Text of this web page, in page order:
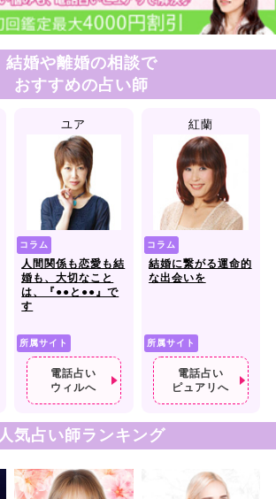
結婚や離婚の相談で
おすすめの占い師
ユア
コラム
人間関係も恋愛も結
婚も、大切なこと
は、『●●と●●』で
す
所属サイト
電話占い
ウィルへ
紅蘭
コラム
結婚に繋がる運命的
な出会いを
所属サイト
電話占い
ピュアリへ
人気占い師ランキング